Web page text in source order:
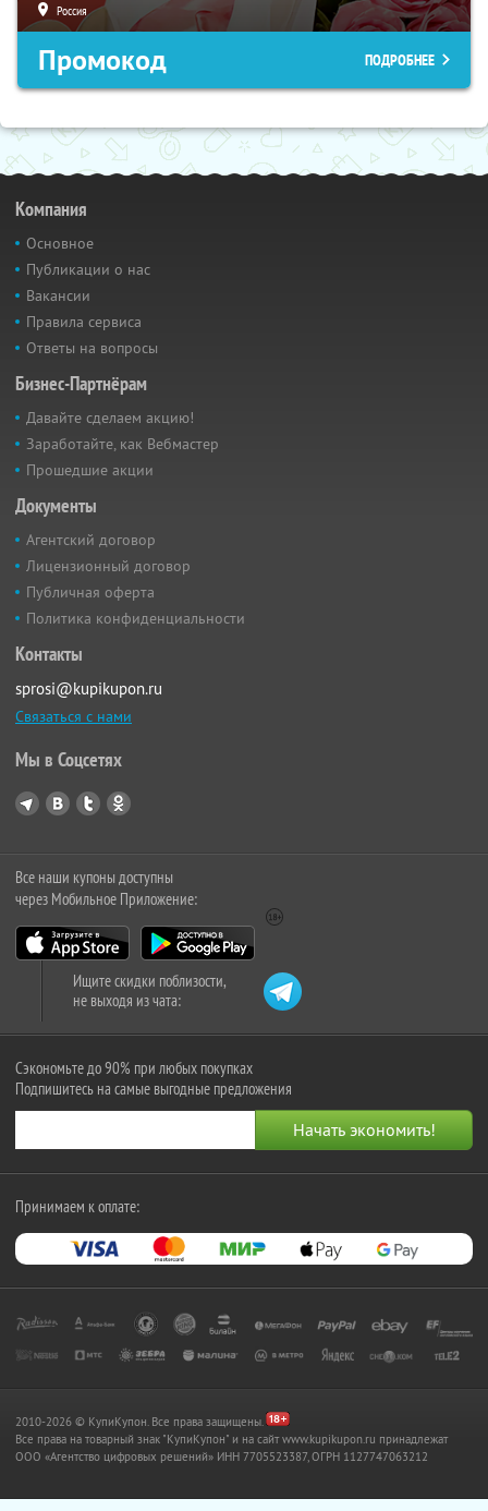
Россия
Промокод ПОДРОБНЕЕ
Компания
Основное
Публикации о нас
Вакансии
Правила сервиса
Ответы на вопросы
Бизнес-Партнёрам
Давайте сделаем акцию!
Заработайте, как Вебмастер
Прошедшие акции
Документы
Агентский договор
Лицензионный договор
Публичная оферта
Политика конфиденциальности
Контакты
sprosi@kupikupon.ru
Связаться с нами
Мы в Соцсетях
Все наши купоны доступны
через Мобильное Приложение:
Ищите скидки поблизости,
не выходя из чата:
Сэкономьте до 90% при любых покупках
Подпишитесь на самые выгодные предложения
Принимаем к оплате:
2010-2026 © КупиКупон. Все права защищены.
Все права на товарный знак "КупиКупон" и на сайт www.kupikupon.ru принадлежат
OOO «Агентство цифровых решений» ИНН 7705523387, ОГРН 1127747063212